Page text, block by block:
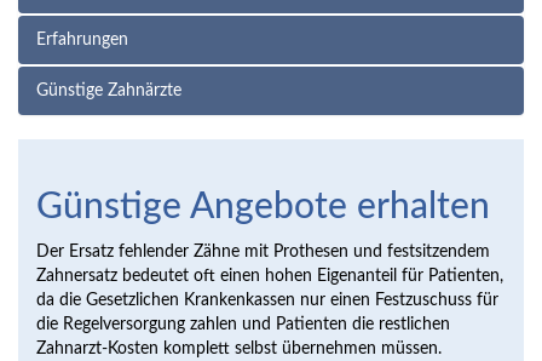
Erfahrungen
Günstige Zahnärzte
Günstige Angebote erhalten
Der Ersatz fehlender Zähne mit Prothesen und festsitzendem
Zahnersatz bedeutet oft einen hohen Eigenanteil für Patienten,
da die Gesetzlichen Krankenkassen nur einen Festzuschuss für
die Regelversorgung zahlen und Patienten die restlichen
Zahnarzt-Kosten komplett selbst übernehmen müssen.